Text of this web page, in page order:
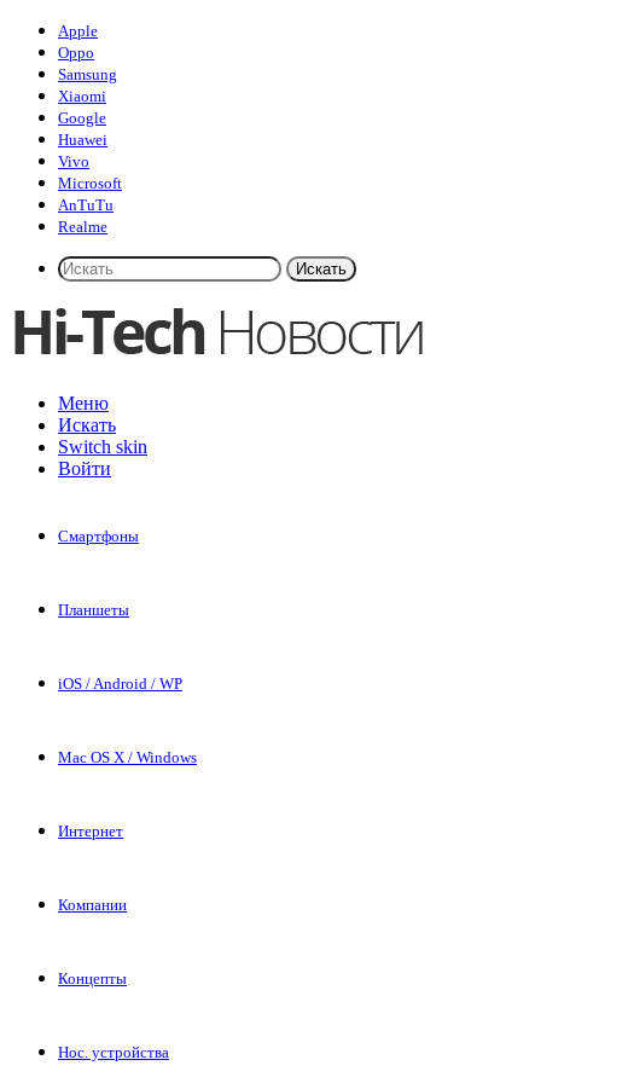
Apple
Oppo
Samsung
Xiaomi
Google
Huawei
Vivo
Microsoft
AnTuTu
Realme
Искать
Меню
Искать
Switch skin
Войти
Смартфоны
Планшеты
iOS / Android / WP
Mac OS X / Windows
Интернет
Компании
Концепты
Нос. устройства